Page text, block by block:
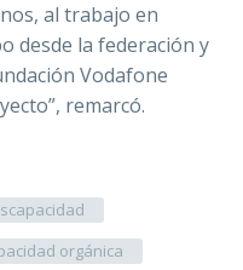
al trabajo en
desde la federación y
Vodafone
remarcó.
orgánica